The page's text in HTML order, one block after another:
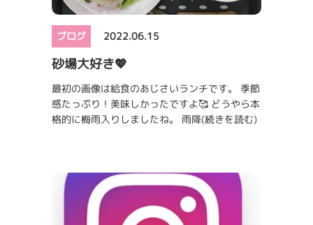
ブログ 2022.06.15
砂場大好き💖
最初の画像は給食のあじさいランチです。 季節
感たっぷり！美味しかったですよ🥰 どうやら本
格的に梅雨入りしましたね。 雨降(続きを読む)